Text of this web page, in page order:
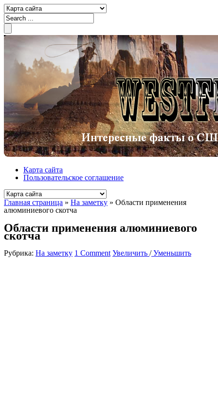
Карта сайта
Пользовательское соглашение
Главная страница » На заметку » Области применения
алюминиевого скотча
Области применения алюминиевого
скотча
Рубрика: На заметку 1 Comment Увеличить /Уменьшить